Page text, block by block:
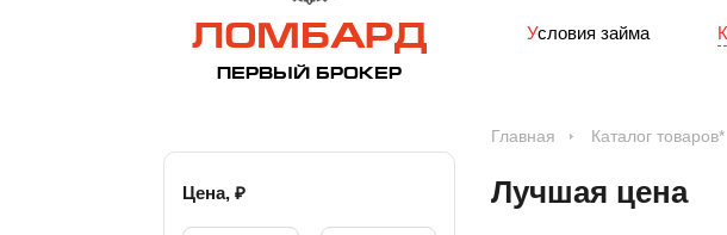
ЛОМБАРД
ПЕРВЫЙ БРОКЕР
Условия займа
Главная Каталог товаров*
Цена, ₽ Лучшая цена